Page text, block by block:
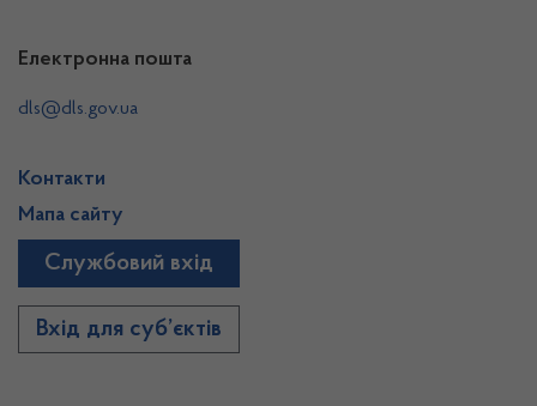
Електронна пошта
dls@dls.gov.ua
Контакти
Мапа сайту
Службовий вхід
Вхід для суб’єктів